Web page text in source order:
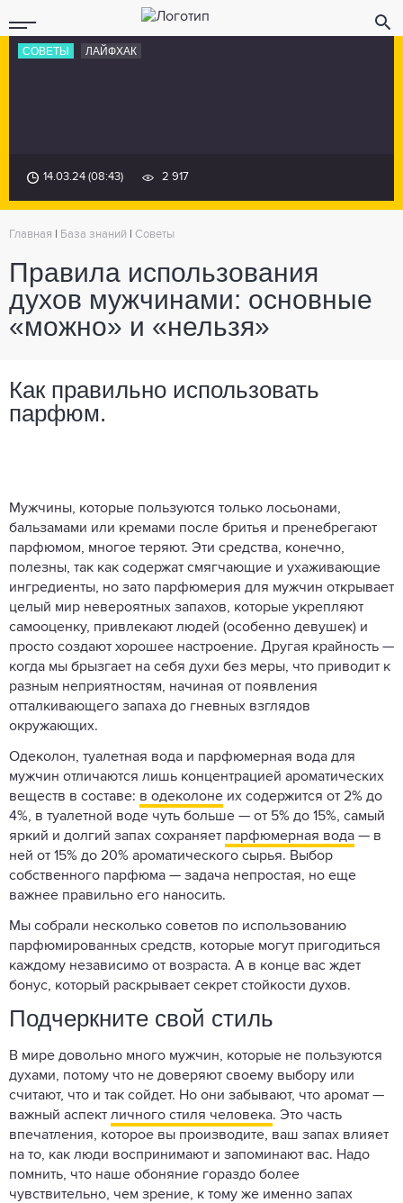
СОВЕТЫ ЛАЙФХАК
14.03.24 (08:43) 2 917
Главная База знаний Советы
Правила использования
духов мужчинами: основные
«можно» и «нельзя»
Как правильно использовать
парфюм.
Мужчины, которые пользуются только лосьонами,
бальзамами или кремами после бритья и пренебрегают
парфюмом, многое теряют. Эти средства, конечно,
полезны, так как содержат смягчающие и ухаживающие
ингредиенты, но зато парфюмерия для мужчин открывает
целый мир невероятных запахов, которые укрепляют
самооценку, привлекают людей (особенно девушек) и
просто создают хорошее настроение. Другая крайность —
когда мы брызгает на себя духи без меры, что приводит к
разным неприятностям, начиная от появления
отталкивающего запаха до гневных взглядов
окружающих.
Одеколон, туалетная вода и парфюмерная вода для
мужчин отличаются лишь концентрацией ароматических
веществ в составе: в одеколоне их содержится от 2% до
4%, в туалетной воде чуть больше — от 5% до 15%, самый
яркий и долгий запах сохраняет парфюмерная вода — в
ней от 15% до 20% ароматического сырья. Выбор
собственного парфюма — задача непростая, но еще
важнее правильно его наносить.
Мы собрали несколько советов по использованию
парфюмированных средств, которые могут пригодиться
каждому независимо от возраста. А в конце вас ждет
бонус, который раскрывает секрет стойкости духов.
Подчеркните свой стиль
В мире довольно много мужчин, которые не пользуются
духами, потому что не доверяют своему выбору или
считают, что и так сойдет. Но они забывают, что аромат —
важный аспект личного стиля человека. Это часть
впечатления, которое вы производите, ваш запах влияет
на то, как люди воспринимают и запоминают вас. Надо
помнить, что наше обоняние гораздо более
чувствительно, чем зрение, к тому же именно запах